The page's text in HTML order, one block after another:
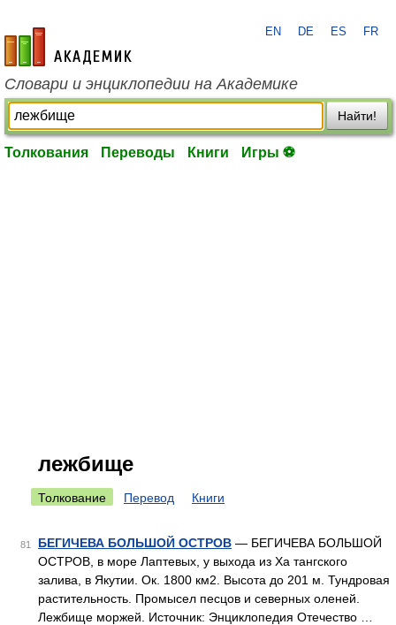
academic.ru
EN DE ES FR
Словари и энциклопедии на Академике
Найти!
Толкования Переводы Книги Игры ⚽
лежбище
Толкование Перевод Книги
81 БЕГИЧЕВА БОЛЬШОЙ ОСТРОВ — БЕГИЧЕВА БОЛЬШОЙ
ОСТРОВ, в море Лаптевых, у выхода из Ха тангского
залива, в Якутии. Ок. 1800 км2. Высота до 201 м. Тундровая
растительность. Промысел песцов и северных оленей.
Лежбище моржей. Источник: Энциклопедия Отечество …